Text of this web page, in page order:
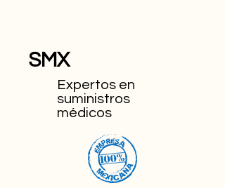
SMX
Expertos en
suministros
médicos